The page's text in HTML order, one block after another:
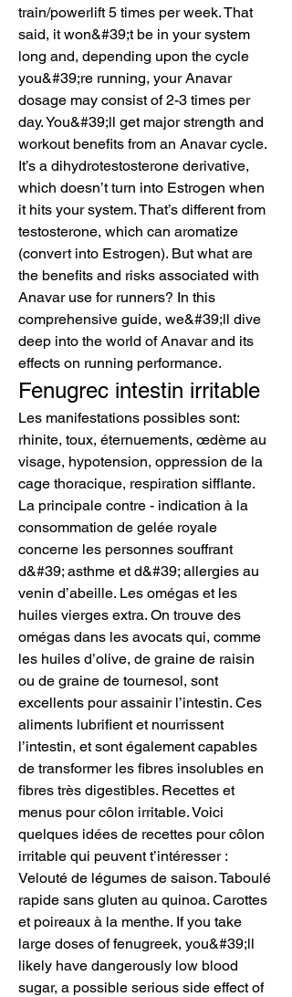
train/powerlift 5 times per week. That
said, it won&#39;t be in your system
long and, depending upon the cycle
you&#39;re running, your Anavar
dosage may consist of 2-3 times per
day. You&#39;ll get major strength and
workout benefits from an Anavar cycle.
It’s a dihydrotestosterone derivative,
which doesn’t turn into Estrogen when
it hits your system. That’s different from
testosterone, which can aromatize
(convert into Estrogen). But what are
the benefits and risks associated with
Anavar use for runners? In this
comprehensive guide, we&#39;ll dive
deep into the world of Anavar and its
effects on running performance.
Fenugrec intestin irritable
Les manifestations possibles sont:
rhinite, toux, éternuements, œdème au
visage, hypotension, oppression de la
cage thoracique, respiration sifflante.
La principale contre - indication à la
consommation de gelée royale
concerne les personnes souffrant
d&#39; asthme et d&#39; allergies au
venin d’abeille. Les omégas et les
huiles vierges extra. On trouve des
omégas dans les avocats qui, comme
les huiles d’olive, de graine de raisin
ou de graine de tournesol, sont
excellents pour assainir l’intestin. Ces
aliments lubrifient et nourrissent
l’intestin, et sont également capables
de transformer les fibres insolubles en
fibres très digestibles. Recettes et
menus pour côlon irritable. Voici
quelques idées de recettes pour côlon
irritable qui peuvent t’intéresser :
Velouté de légumes de saison. Taboulé
rapide sans gluten au quinoa. Carottes
et poireaux à la menthe. If you take
large doses of fenugreek, you&#39;ll
likely have dangerously low blood
sugar, a possible serious side effect of